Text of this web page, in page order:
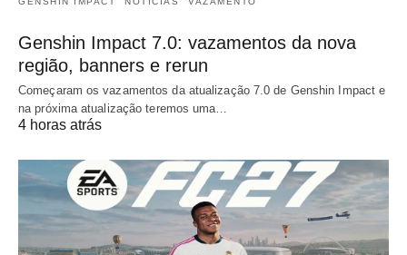
Genshin Impact 7.0: vazamentos da nova
região, banners e rerun
Começaram os vazamentos da atualização 7.0 de Genshin Impact e
na próxima atualização teremos uma…
4 horas atrás